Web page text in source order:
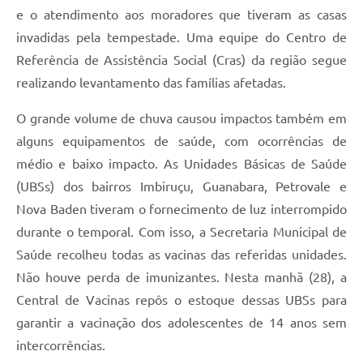
e o atendimento aos moradores que tiveram as casas
invadidas pela tempestade. Uma equipe do Centro de
Referência de Assistência Social (Cras) da região segue
realizando levantamento das famílias afetadas.
O grande volume de chuva causou impactos também em
alguns equipamentos de saúde, com ocorrências de
médio e baixo impacto. As Unidades Básicas de Saúde
(UBSs) dos bairros Imbiruçu, Guanabara, Petrovale e
Nova Baden tiveram o fornecimento de luz interrompido
durante o temporal. Com isso, a Secretaria Municipal de
Saúde recolheu todas as vacinas das referidas unidades.
Não houve perda de imunizantes. Nesta manhã (28), a
Central de Vacinas repôs o estoque dessas UBSs para
garantir a vacinação dos adolescentes de 14 anos sem
intercorrências.